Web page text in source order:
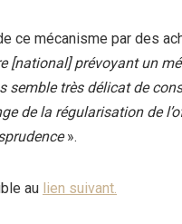
ce mécanisme par des
[national] prévoyant un
semble très délicat de
de la régularisation de
».
au lien suivant.